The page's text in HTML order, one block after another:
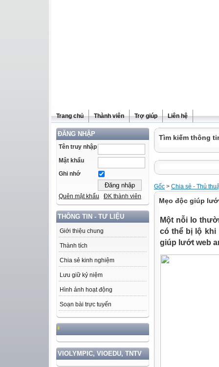
Trang chủ Thành viên Trợ giúp Liên hệ
ĐĂNG NHẬP
Tên truy nhập
Mật khẩu
Ghi nhớ
Quên mật khẩu ĐK thành viên
THÔNG TIN - TƯ LIỆU
Giới thiệu chung
Thành tích
Chia sẻ kinh nghiệm
Lưu giữ kỷ niệm
Hình ảnh hoạt động
Soạn bài trực tuyến
VIOLYMPIC, VIOEDU, TNTV
Tìm kiếm thông
Gốc > Chia sẻ - Thủ
Mẹo độc giúp
Một nỗi lo
có thể bị lộ khi
giúp lướt web